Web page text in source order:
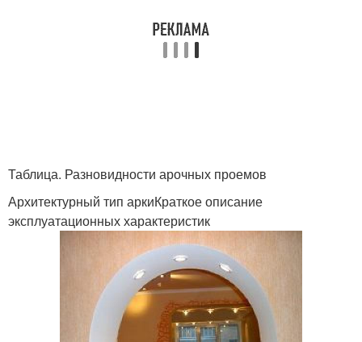
Таблица. Разновидности арочных проемов
Архитектурный тип аркиКраткое описание
эксплуатационных характеристик